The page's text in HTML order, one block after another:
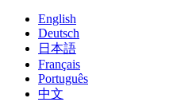
English
Deutsch
日本語
Français
Português
中文